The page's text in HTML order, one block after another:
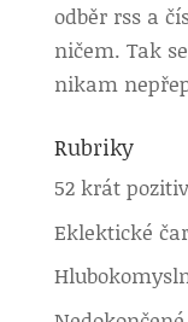
odběr rss a
ničem. Tak
nikam
Rubriky
52 krát
Eklektické